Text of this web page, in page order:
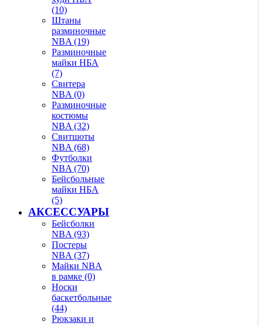
(10)
Штаны
разминочные
NBA (19)
Разминочные
майки НБА
(7)
Свитера
NBA (0)
Разминочные
костюмы
NBA (32)
Свитшоты
NBA (68)
Футболки
NBA (70)
Бейсбольные
майки НБА
(5)
АКСЕССУАРЫ
Бейсболки
NBA (93)
Постеры
NBA (37)
Майки NBA
в рамке (0)
Носки
баскетбольные
(44)
Рюкзаки и